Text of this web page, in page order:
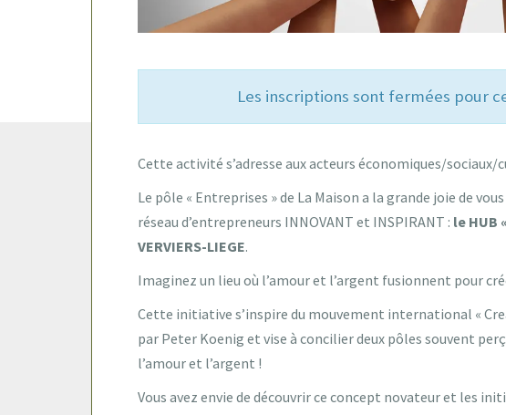
Les inscriptions sont fermées pour
Cette activité s’adresse aux acteurs économiques/sociaux/
Le pôle « Entreprises » de La Maison a la grande joie de
réseau d’entrepreneurs INNOVANT et INSPIRANT : le HUB
VERVIERS-LIEGE.
Imaginez un lieu où l’amour et l’argent fusionnent pour
Cette initiative s’inspire du mouvement international «
par Peter Koenig et vise à concilier deux pôles souvent
l’amour et l’argent !
Vous avez envie de découvrir ce concept novateur et les